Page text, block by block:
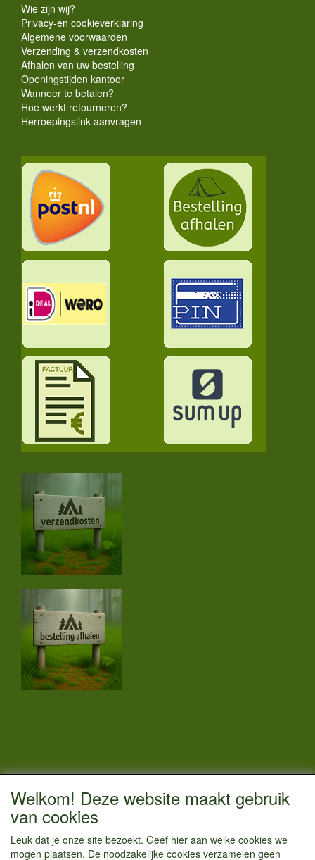
Wie zijn wij?
Privacy-en cookieverklaring
Algemene voorwaarden
Verzending & verzendkosten
Afhalen van uw bestelling
Openingstijden kantoor
Wanneer te betalen?
Hoe werkt retourneren?
Herroepingslink aanvragen
CONTACTGEGEVENS
Vestigingsadres:
Einsteinstraat 52
Welkom! Deze website maakt gebruik
van cookies
Leuk dat je onze site bezoekt. Geef hier aan welke cookies we
mogen plaatsen. De noodzakelijke cookies verzamelen geen